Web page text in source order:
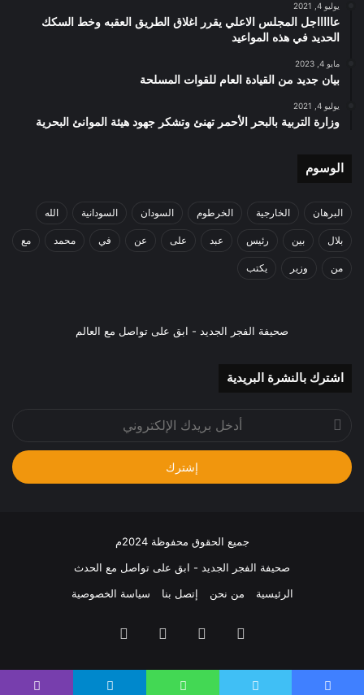
يوليو 4, 2021
عاااااجل المجلس الاعلي يقرر اغلاق الطريق العقبه وخط السكك
الحديد في هذه المواعيد
مايو 4, 2023
بيان جديد من القيادة العام للقوات المسلحة
يوليو 4, 2021
وزارة التربية بالبحر الأحمر تهنئ وتشكر جهود هيئة الموانئ البحرية
الوسوم
البرهان الخارجية الخرطوم السودان السودانية الله
بلال بين رئيس عبد على عن في محمد مع
من وزير يكتب
صحيفة الفجر الجديد - ابق على تواصل مع العالم
اشترك بالنشرة البريدية
بريدك
الإلكتروني
جميع الحقوق محفوظة 2024م
صحيفة الفجر الجديد - ابق على تواصل مع الحدث
الرئيسية
من نحن إتصل بنا سياسة الخصوصية
فيسبوك يوتيوب